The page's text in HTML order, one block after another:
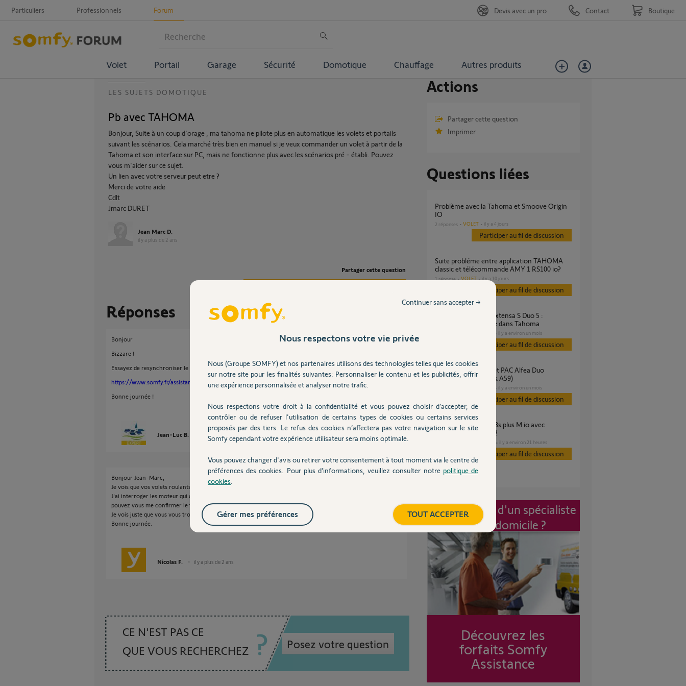
Particuliers Professionnels Forum
Volet Portail Garage Sécurité Domotique Chauffage Autres produits
Devis avec un pro Contact Boutique
LES SUJETS DOMOTIQUE
Pb avec TAHOMA
Bonjour, Suite à un coup d'orage , ma tahoma ne pilote plus en automatique les volets et portails
suivant les scénarios. Cela marché très bien en manuel si je veux commander un volet à partir de la
Tahoma et son interface sur PC, mais ne fonctionne plus avec les scénarios pré - établi. Pouvez
vous m'aider sur ce sujet.
Un lien avec votre serveur peut etre ?
Merci de votre aide
Cdlt
Jmarc DURET
Jean Marc D.
il y a plus de 2 ans
Partager cette question
Réponses
Bonjour
Bizzare !
Essayez de resynchroniser le TaHoma avec le serveur.
https://www.somfy.fr/assistance/videos/univers-tahoma-by-...
Bonne journée !
Jean-Luc B. il y a plus de 2 ans
Bonjour Jean-Marc,
Je vois que vos volets roulants semble fonctionner.
J'ai interroger les moteur qui on bien repondu au boitier.
pouvez vous me confirmer le fonctionnement?
Je vois juste que vous vous trompez sur votre mot de passe.
Bonne journée.
Nicolas F. il y a plus de 2 ans
CE N'EST PAS CE
QUE VOUS RECHERCHEZ
Posez votre question
Actions
Partager cette question
Imprimer
Questions liées
Problème avec la Tahoma et Smoove Origin
IO
2 réponses VOLET il y a 4 jours
Participer au fil de discussion
Suite probléme entre application TAHOMA
classic et télécommande AMY 1 RS100 io?
1 réponse VOLET il y a 10 jours
Participer au fil de discussion
problème d’affichage dans Tahoma
il y a environ un mois
Participer au fil de discussion
Problème TaHoma et PAC Alfea Duo
(thermostat Navilink A59)
il y a environ un mois
Participer au fil de discussion
Appairage elixo 500 3s plus M io avec
TaHoma classique v2
il y a environ 21 heures
Participer au fil de discussion
Intervention d'un spécialiste
à mon domicile ?
Découvrez les
forfaits Somfy
Assistance
Nous respectons votre vie privée
Nous (Groupe SOMFY) et nos partenaires utilisons des technologies telles que les cookies
sur notre site pour les finalités suivantes: Personnaliser le contenu et les publicités, offrir
une expérience personnalisée et analyser notre trafic.
Nous respectons votre droit à la confidentialité et vous pouvez choisir d’accepter, de
contrôler ou de refuser l'utilisation de certains types de cookies ou certains services
proposés par des tiers. Le refus des cookies n’affectera pas votre navigation sur le site
Somfy cependant votre expérience utilisateur sera moins optimale.
Vous pouvez changer d'avis ou retirer votre consentement à tout moment via le centre de
préférences des cookies. Pour plus d’informations, veuillez consulter notre politique de
cookies
Continuer sans accepter →
TOUT ACCEPTER
Gérer mes préférences